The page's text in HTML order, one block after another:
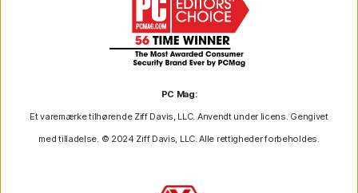
PC Mag:
Et varemærke tilhørende Ziff Davis, LLC. Anvendt under licens. Gengivet
med tilladelse. © 2024 Ziff Davis, LLC. Alle rettigheder forbeholdes.